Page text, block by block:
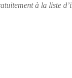
à la liste